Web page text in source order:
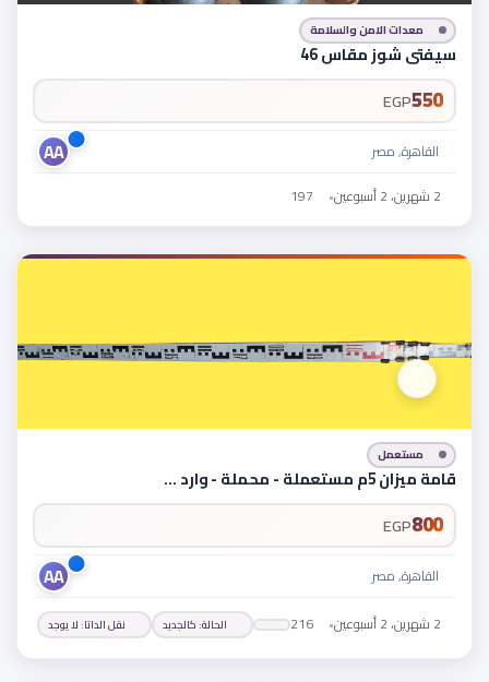
معدات الامن والسلامة
سيفتي شوز مقاس 46
550
EGP
القاهرة, مصر AA
2 شهرين، 2 أسبوعين •
197
مستعمل
قامة ميزان 5م مستعملة - محملة - وارد …
800
EGP
القاهرة, مصر AA
2 شهرين، 2 أسبوعين •
216 الحالة: كالجديد نقل الداتا: لا يوجد